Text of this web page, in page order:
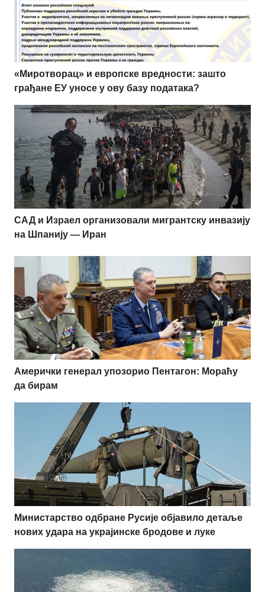
«Миротворац» и европске вредности: зашто
грађане ЕУ уносе у ову базу података?
САД и Израел организовали мигрантску инвазију
на Шпанију — Иран
Амерички генерал упозорио Пентагон: Мораћу
да бирам
Министарство одбране Русије објавило детаље
нових удара на украјинске бродове и луке